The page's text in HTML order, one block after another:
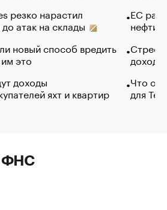
резко нарастил
атак на склады
новый способ вредить
это
доходы
яхт и квартир
ЕС
нефти
Что
для
ФНС